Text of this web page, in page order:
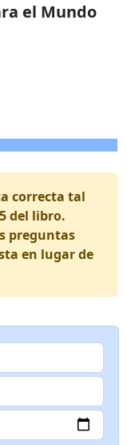
el Mundo
correcta tal
del libro.
preguntas
en lugar de